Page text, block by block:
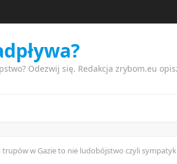
Odezwij się. Redakcja zrybom.eu
to nie ludobójstwo czyli sympatyk tortur i obrońca pedofilów prof.